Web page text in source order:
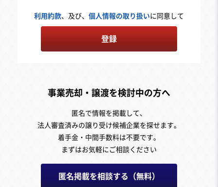
利用約款、及び、 個人情報の取り扱いに同意して
登録
事業売却・譲渡を検討中の方へ
匿名で情報を掲載して、
法人審査済みの譲り受け候補企業を探せます。
着手金・中間手数料は不要です。
まずはお気軽にご相談ください
匿名掲載を相談する（無料）